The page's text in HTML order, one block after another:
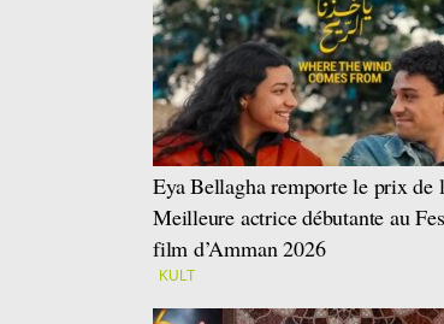
Eya Bellagha remporte le prix de
Meilleure actrice débutante au
film d’Amman 2026
KULT